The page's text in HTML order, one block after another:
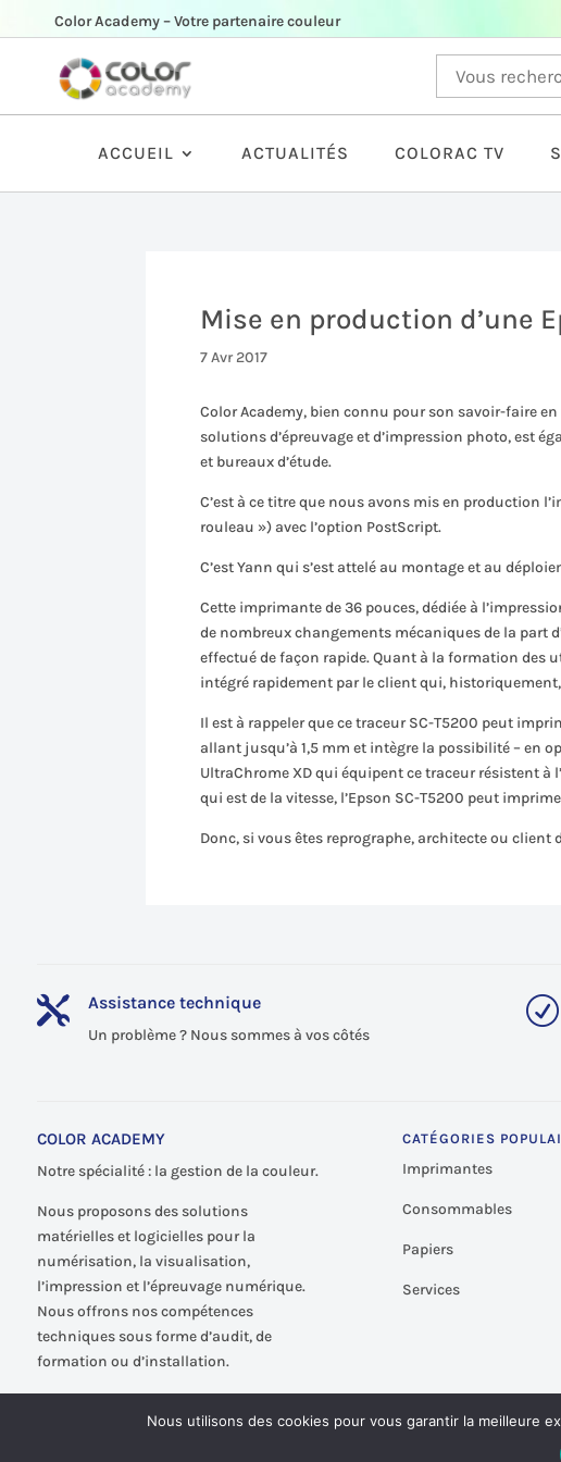
Color Academy – Votre partenaire couleur
ACCUEIL ACTUALITÉS COLORAC TV
Mise en production d’une
7 Avr 2017
Color Academy, bien connu pour son savoir-faire
solutions d’épreuvage et d’impression photo, est
et bureaux d’étude.
C’est à ce titre que nous avons mis en production
rouleau ») avec l’option PostScript.
C’est Yann qui s’est attelé au montage et au
Cette imprimante de 36 pouces, dédiée à
de nombreux changements mécaniques de la part
effectué de façon rapide. Quant à la formation des
intégré rapidement par le client qui,
Il est à rappeler que ce traceur SC-T5200 peut
allant jusqu’à 1,5 mm et intègre la possibilité – en
UltraChrome XD qui équipent ce traceur résistent à
qui est de la vitesse, l’Epson SC-T5200 peut
Donc, si vous êtes reprographe, architecte ou client
 Assistance technique
Un problème ? Nous sommes à vos côtés
R
COLOR ACADEMY
Notre spécialité : la gestion de la couleur.
Nous proposons des solutions
matérielles et logicielles pour la
numérisation, la visualisation,
l’impression et l’épreuvage numérique.
Nous offrons nos compétences
techniques sous forme d’audit, de
formation ou d’installation.
CATÉGORIES
Imprimantes
Consommables
Papiers
Services
Nous utilisons des cookies pour vous garantir la meilleure